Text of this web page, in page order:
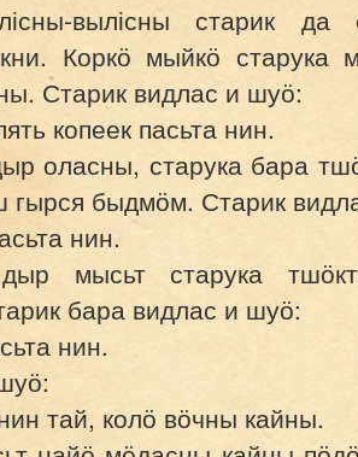
вылісны старик да
Коркӧ мыйкӧ старука
Старик видлас и шуӧ:
копеек пасьта нин.
оласны, старука бара
гырся быдмӧм. Старик
нин.
мысьт старука
бара видлас и шуӧ:
нин.
тай, колӧ вӧчны кайны.